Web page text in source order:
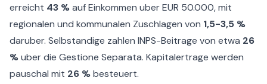
erreicht 43 %auf Einkommen uber EUR 50.000, mit
regionalen und kommunalen Zuschlagen von 1,5-3,5 %
daruber. Selbstandige zahlen INPS-Beitrage von etwa 26
%uber die Gestione Separata. Kapitalertrage werden
pauschal mit 26 %besteuert.